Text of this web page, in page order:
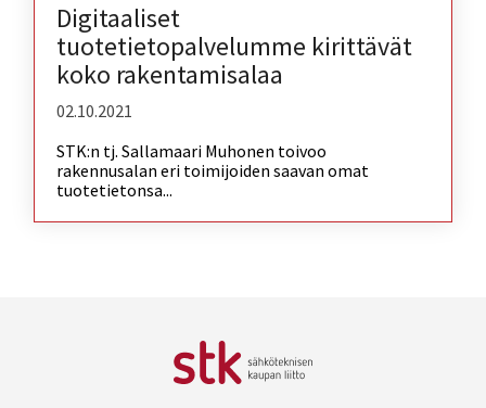
Digitaaliset
tuotetietopalvelumme kirittävät
koko rakentamisalaa
02.10.2021
STK:n tj. Sallamaari Muhonen toivoo
rakennusalan eri toimijoiden saavan omat
tuotetietonsa...